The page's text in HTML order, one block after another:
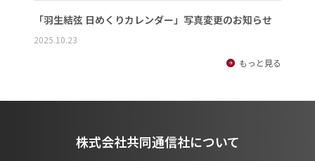
「羽生結弦 日めくりカレンダー」写真変更のお知らせ
2025.10.23
もっと見る
株式会社共同通信社について